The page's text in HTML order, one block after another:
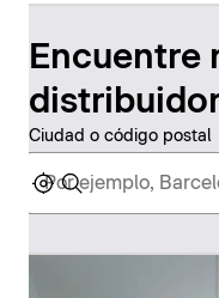
Encuentre
Ciudad o código postal